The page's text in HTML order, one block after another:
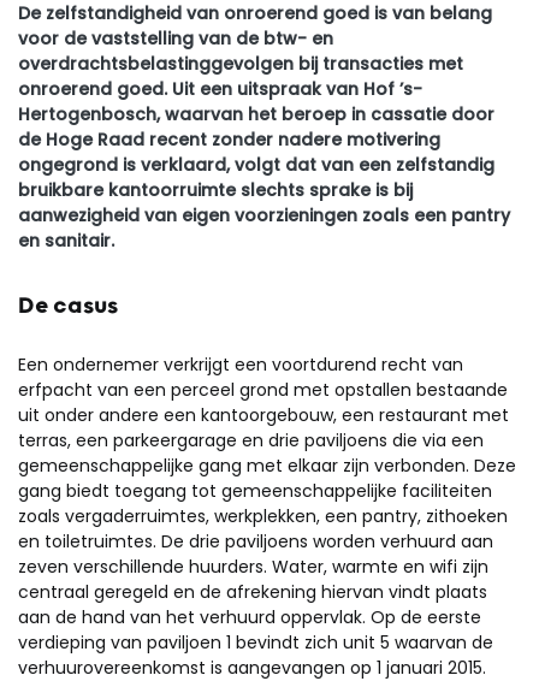
De zelfstandigheid van onroerend goed is van belang
voor de vaststelling van de btw- en
overdrachtsbelastinggevolgen bij transacties met
onroerend goed. Uit een uitspraak van Hof ’s-
Hertogenbosch, waarvan het beroep in cassatie door
de Hoge Raad recent zonder nadere motivering
ongegrond is verklaard, volgt dat van een zelfstandig
bruikbare kantoorruimte slechts sprake is bij
aanwezigheid van eigen voorzieningen zoals een pantry
en sanitair.
De casus
Een ondernemer verkrijgt een voortdurend recht van
erfpacht van een perceel grond met opstallen bestaande
uit onder andere een kantoorgebouw, een restaurant met
terras, een parkeergarage en drie paviljoens die via een
gemeenschappelijke gang met elkaar zijn verbonden. Deze
gang biedt toegang tot gemeenschappelijke faciliteiten
zoals vergaderruimtes, werkplekken, een pantry, zithoeken
en toiletruimtes. De drie paviljoens worden verhuurd aan
zeven verschillende huurders. Water, warmte en wifi zijn
centraal geregeld en de afrekening hiervan vindt plaats
aan de hand van het verhuurd oppervlak. Op de eerste
verdieping van paviljoen 1 bevindt zich unit 5 waarvan de
verhuurovereenkomst is aangevangen op 1 januari 2015.